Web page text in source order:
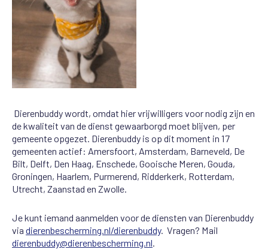
Dierenbuddy wordt, omdat hier vrijwilligers voor nodig zijn en
de kwaliteit van de dienst gewaarborgd moet blijven, per
gemeente opgezet. Dierenbuddy is op dit moment in 17
gemeenten actief: Amersfoort, Amsterdam, Barneveld, De
Bilt, Delft, Den Haag, Enschede, Gooische Meren, Gouda,
Groningen, Haarlem, Purmerend, Ridderkerk, Rotterdam,
Utrecht, Zaanstad en Zwolle.
Je kunt iemand aanmelden voor de diensten van Dierenbuddy
via dierenbescherming.nl/dierenbuddy. Vragen? Mail
dierenbuddy@dierenbescherming.nl.